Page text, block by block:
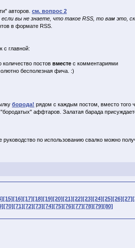
авторов. см. вопрос 2
если вы не знаете, что такое RSS, то вам это,
в формате RSS.
с главной:
количество постов вместе с комментариями
бесполезная фича. :)
борода! рядом с каждым постом, вместо того
аффтаров. Залатая барада
по использованию свалко можно
[15][16][17][18][19][20][21][22][23][24][25][26][27]
[70][71][72][73][74][75][76][77][78][79][80]